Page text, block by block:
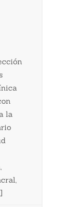
la